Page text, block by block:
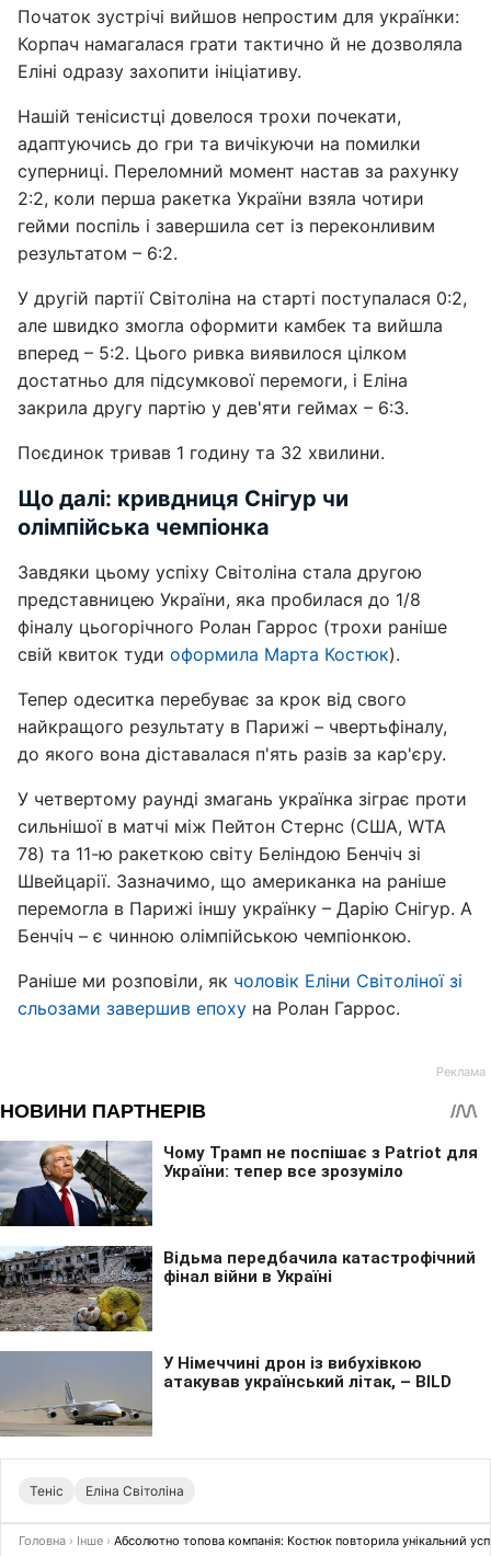
Початок зустрічі вийшов непростим для українки:
Корпач намагалася грати тактично й не дозволяла
Еліні одразу захопити ініціативу.
Нашій тенісистці довелося трохи почекати,
адаптуючись до гри та вичікуючи на помилки
суперниці. Переломний момент настав за рахунку
2:2, коли перша ракетка України взяла чотири
гейми поспіль і завершила сет із переконливим
результатом – 6:2.
У другій партії Світоліна на старті поступалася 0:2,
але швидко змогла оформити камбек та вийшла
вперед – 5:2. Цього ривка виявилося цілком
достатньо для підсумкової перемоги, і Еліна
закрила другу партію у дев'яти геймах – 6:3.
Поєдинок тривав 1 годину та 32 хвилини.
Що далі: кривдниця Снігур чи
олімпійська чемпіонка
Завдяки цьому успіху Світоліна стала другою
представницею України, яка пробилася до 1/8
фіналу цьогорічного Ролан Гаррос (трохи раніше
свій квиток туди оформила Марта Костюк).
Тепер одеситка перебуває за крок від свого
найкращого результату в Парижі – чвертьфіналу,
до якого вона діставалася п'ять разів за кар'єру.
У четвертому раунді змагань українка зіграє проти
сильнішої в матчі між Пейтон Стернс (США, WTA
78) та 11-ю ракеткою світу Беліндою Бенчіч зі
Швейцарії. Зазначимо, що американка на раніше
перемогла в Парижі іншу українку – Дарію Снігур. А
Бенчіч – є чинною олімпійською чемпіонкою.
Раніше ми розповіли, як чоловік Еліни Світоліної зі
сльозами завершив епоху на Ролан Гаррос.
Теніс Еліна Світоліна
Головна › Інше › Абсолютно топова компанія: Костюк повторила унікальний